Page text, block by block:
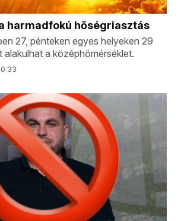
harmadfokú hőségriasztás
27, pénteken egyes helyeken 29
a középhőmérséklet.